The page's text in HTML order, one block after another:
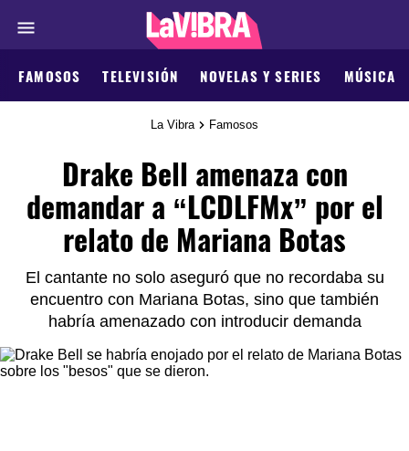
FAMOSOS TELEVISIÓN NOVELAS Y SERIES MÚSICA
La Vibra Famosos
Drake Bell amenaza con
demandar a “LCDLFMx” por el
relato de Mariana Botas
El cantante no solo aseguró que no recordaba su
encuentro con Mariana Botas, sino que también
habría amenazado con introducir demanda